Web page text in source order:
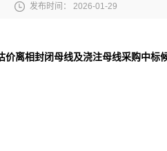
 发布时间： 2026-01-29
价离相封闭母线及浇注母线采购中标